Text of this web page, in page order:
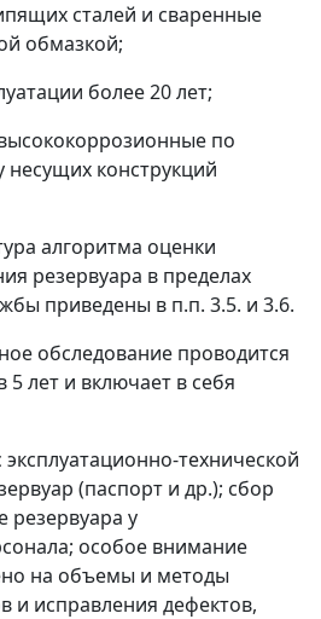
сталей и сваренные
обмазкой;
более 20 лет;
по
конструкций
алгоритма оценки
резервуара в пределах
приведены в п.п. 3.5. и 3.6.
обследование проводится
5 лет и включает в себя
технической
(паспорт и др.); сбор
у
особое внимание
на объемы и методы
и исправления дефектов,